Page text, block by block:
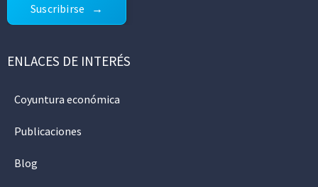
Suscribirse
ENLACES DE INTERÉS
Coyuntura económica
Publicaciones
Blog